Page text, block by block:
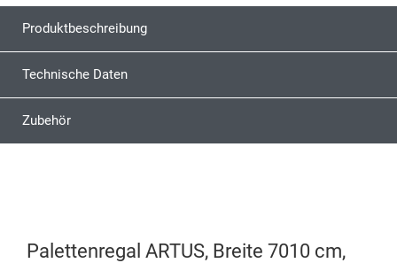
Produktbeschreibung
Technische Daten
Zubehör
Palettenregal ARTUS, Breite 7010 cm,